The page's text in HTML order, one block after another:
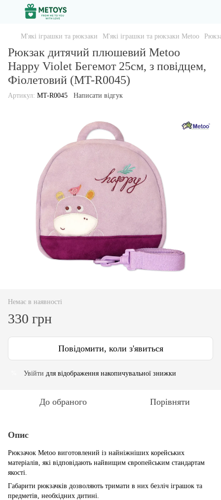
М'які іграшки та рюкзаки М'які іграшки та рюкзаки Metoo
Рюкзак дитячий плюшевий Metoo
Happy Violet Бегемот 25см, з повідцем,
Фіолетовий (MT-R0045)
Артикул: MT-R0045 Написати відгук
Немає в наявності
330 грн
Повідомити, коли з'явиться
Увійти для відображення накопичувальної знижки
До обраного Порівняти
Опис
Рюкзачок Metoo виготовлений із найніжніших корейських
матеріалів, які відповідають найвищим європейським стандартам
якості.
Габарити рюкзачків дозволяють тримати в них безліч іграшок та
предметів, необхідних дитині.